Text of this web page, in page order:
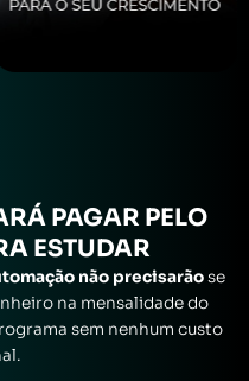
PAGAR PELO
ESTUDAR
não precisarãose
na mensalidade do
sem nenhum custo